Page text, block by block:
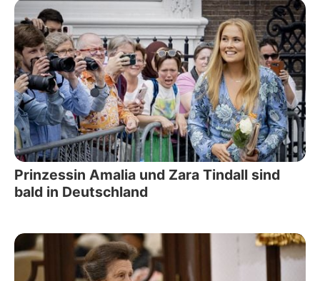
Prinzessin Amalia und Zara Tindall sind
bald in Deutschland